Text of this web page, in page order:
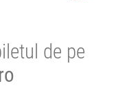
de pe